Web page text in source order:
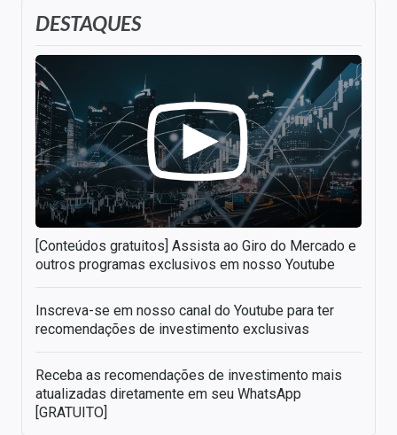
DESTAQUES
[Conteúdos gratuitos] Assista ao Giro do Mercado e
outros programas exclusivos em nosso Youtube
Inscreva-se em nosso canal do Youtube para ter
recomendações de investimento exclusivas
Receba as recomendações de investimento mais
atualizadas diretamente em seu WhatsApp
[GRATUITO]